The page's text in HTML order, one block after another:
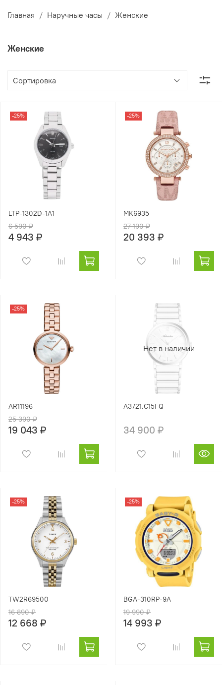
Главная Наручные часы Женские
Женские
-25%
LTP-1302D-1A1
6 590 ₽
4 943 ₽
-25%
MK6935
27 190 ₽
20 393 ₽
-25%
AR11196
25 390 ₽
19 043 ₽
Нет в наличии
A3721.C15FQ
34 900 ₽
-25%
TW2R69500
16 890 ₽
12 668 ₽
-25%
BGA-310RP-9A
19 990 ₽
14 993 ₽